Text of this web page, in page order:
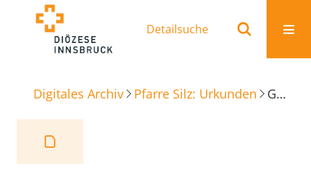
Detailsuche
Digitales Archiv Pfarre Silz: Urkunden Gelöbnis